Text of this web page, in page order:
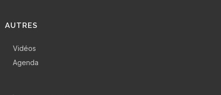
AUTRES
Vidéos
Agenda